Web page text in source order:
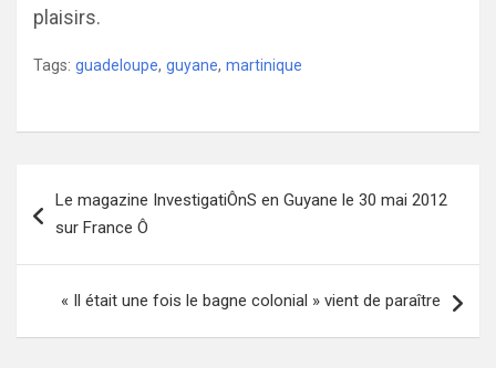
plaisirs.
Tags: guadeloupe, guyane, martinique
de
Le magazine InvestigatiÔnS en Guyane le 30 mai 2012
sur France Ô
« Il était une fois le bagne colonial » vient de paraître